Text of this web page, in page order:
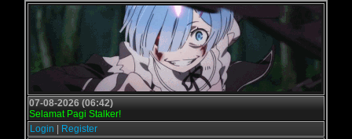
07-08-2026 (06:42)
Selamat Pagi Stalker!
Login
Register